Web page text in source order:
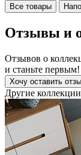
Все товары
Отзывы и
Отзывов о
и станьте первым!
Хочу оставить
Другие